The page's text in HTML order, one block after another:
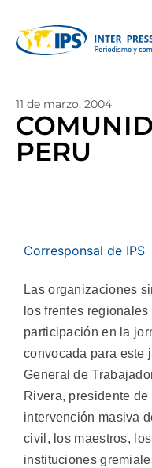
11 de marzo, 2004
PERU
Corresponsal de IPS
Las organizaciones
los frentes
participación en la
convocada para este
General de
Rivera, presidente
intervención masiva
civil, los maestros,
instituciones